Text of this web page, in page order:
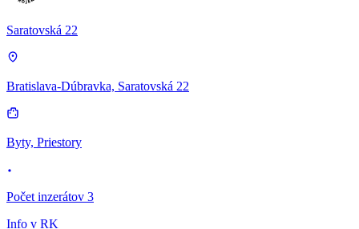
Saratovská 22
Bratislava-Dúbravka, Saratovská 22
Byty, Priestory
Počet inzerátov 3
Info v RK